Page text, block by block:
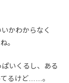
かわからなく
。
いくるし、ある
てるけど……。